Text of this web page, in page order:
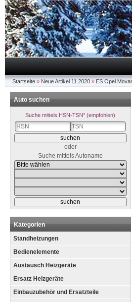
Startseite » Neue Artikel 11.2020 » ES Opel
Auto suchen
Suche mittels HSN-TSN* (empfohlen)
oder
Suche mittels Autoname
Kategorien
Standheizungen
Bedienelemente
Austausch Heizgeräte
Ersatz Heizgeräte
Einbauzubehör und Ersatzteile